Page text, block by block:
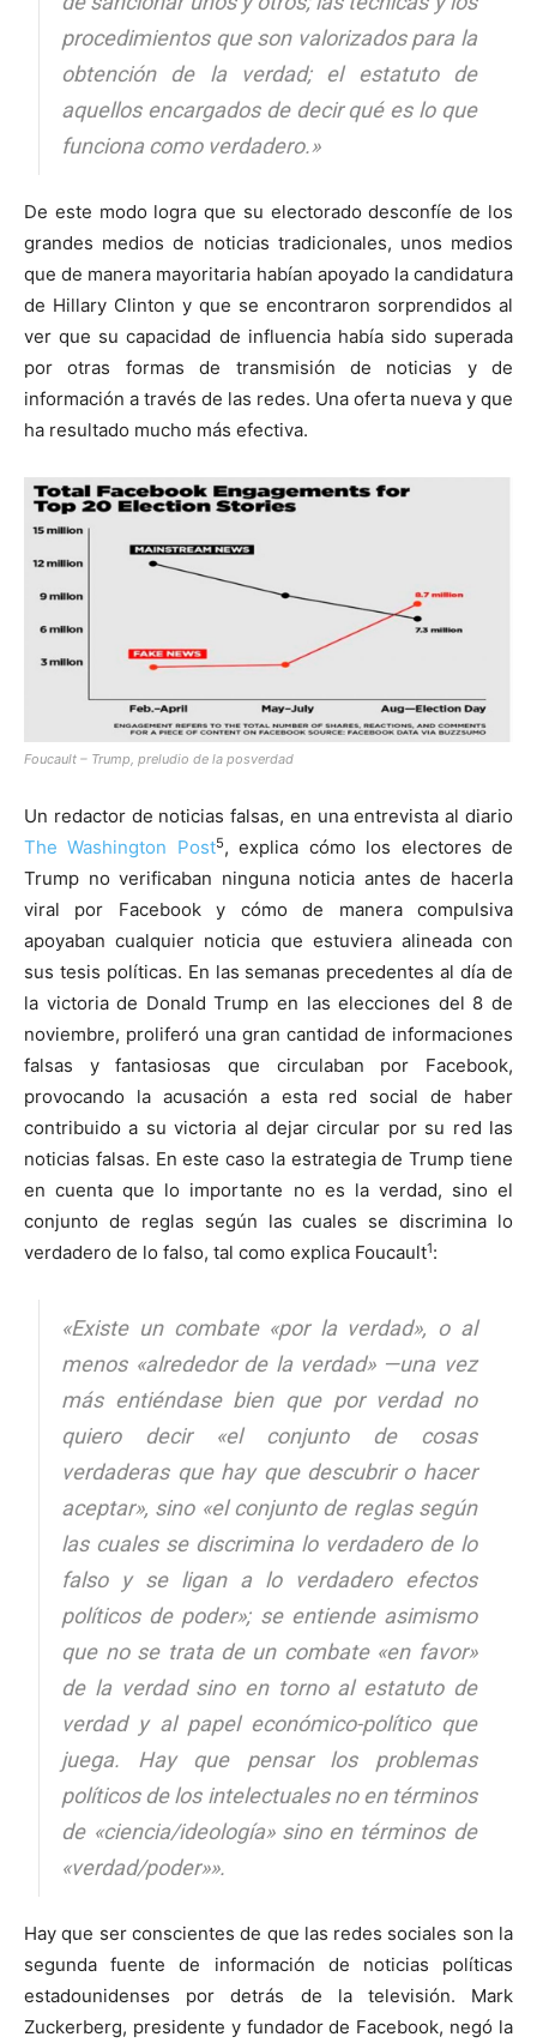
procedimientos que son valorizados para la
obtención de la verdad; el estatuto de
aquellos encargados de decir qué es lo que
funciona como verdadero.»
De este modo logra que su electorado desconfíe de los
grandes medios de noticias tradicionales, unos medios
que de manera mayoritaria habían apoyado la candidatura
de Hillary Clinton y que se encontraron sorprendidos al
ver que su capacidad de influencia había sido superada
por otras formas de transmisión de noticias y de
información a través de las redes. Una oferta nueva y que
ha resultado mucho más efectiva.
Foucault – Trump, preludio de la posverdad
Un redactor de noticias falsas, en una entrevista al diario
The Washington Post5, explica cómo los electores de
Trump no verificaban ninguna noticia antes de hacerla
viral por Facebook y cómo de manera compulsiva
apoyaban cualquier noticia que estuviera alineada con
sus tesis políticas. En las semanas precedentes al día de
la victoria de Donald Trump en las elecciones del 8 de
noviembre, proliferó una gran cantidad de informaciones
falsas y fantasiosas que circulaban por Facebook,
provocando la acusación a esta red social de haber
contribuido a su victoria al dejar circular por su red las
noticias falsas. En este caso la estrategia de Trump tiene
en cuenta que lo importante no es la verdad, sino el
conjunto de reglas según las cuales se discrimina lo
verdadero de lo falso, tal como explica Foucault1:
«Existe un combate «por la verdad», o al
menos «alrededor de la verdad» —una vez
más entiéndase bien que por verdad no
quiero decir «el conjunto de cosas
verdaderas que hay que descubrir o hacer
aceptar», sino «el conjunto de reglas según
las cuales se discrimina lo verdadero de lo
falso y se ligan a lo verdadero efectos
políticos de poder»; se entiende asimismo
que no se trata de un combate «en favor»
de la verdad sino en torno al estatuto de
verdad y al papel económico-político que
juega. Hay que pensar los problemas
políticos de los intelectuales no en términos
de «ciencia/ideología» sino en términos de
«verdad/poder»».
Hay que ser conscientes de que las redes sociales son la
segunda fuente de información de noticias políticas
estadounidenses por detrás de la televisión. Mark
Zuckerberg, presidente y fundador de Facebook, negó la